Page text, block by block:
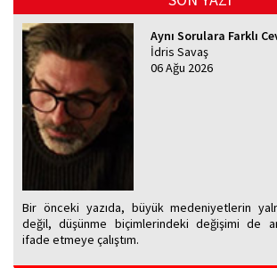
Aynı Sorulara Farklı
İdris Savaş
06 Ağu 2026
Bir önceki yazıda, büyük medeniyetlerin
değil, düşünme biçimlerindeki değişimi de
ifade etmeye çalıştım.